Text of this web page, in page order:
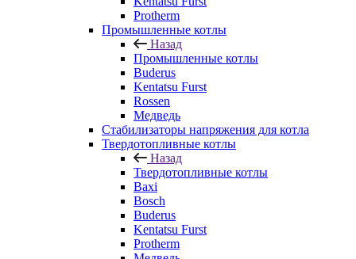
Protherm
Промышленные котлы
Назад
Промышленные котлы
Buderus
Kentatsu Furst
Rossen
Медведь
Стабилизаторы напряжения для котла
Твердотопливные котлы
Назад
Твердотопливные котлы
Baxi
Bosch
Buderus
Kentatsu Furst
Protherm